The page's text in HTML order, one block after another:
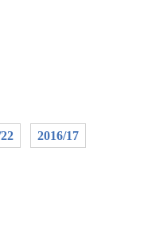
2016/17